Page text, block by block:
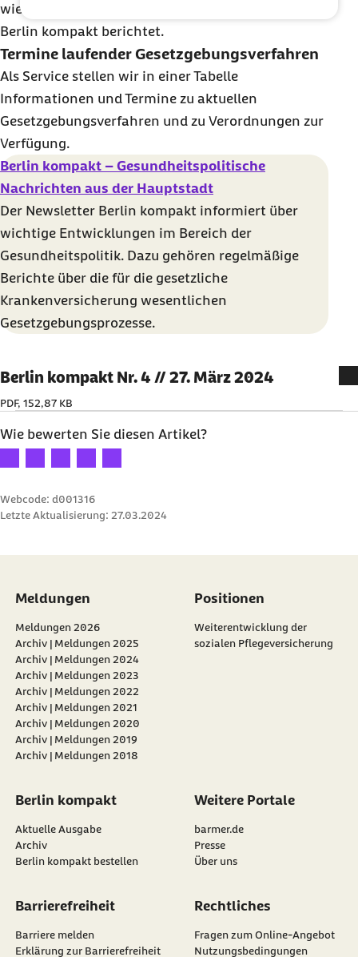
wie diese Einsparungen erreicht werden sollen.
Berlin kompakt berichtet.
Termine laufender Gesetzgebungsverfahren
Als Service stellen wir in einer Tabelle
Informationen und Termine zu aktuellen
Gesetzgebungsverfahren und zu Verordnungen zur
Verfügung.
Berlin kompakt – Gesundheitspolitische
Nachrichten aus der Hauptstadt
Der Newsletter Berlin kompakt informiert über
wichtige Entwicklungen im Bereich der
Gesundheitspolitik. Dazu gehören regelmäßige
Berichte über die für die gesetzliche
Krankenversicherung wesentlichen
Gesetzgebungsprozesse.
Berlin kompakt Nr. 4 // 27. März 2024
PDF, 152,87 KB
Wie bewerten Sie diesen Artikel?
Ihre Bewertung: 1 Stern
Ihre Bewertung: 2 Sterne
Ihre Bewertung: 3 Sterne
Ihre Bewertung: 4 Sterne
Ihre Bewertung: 5 Sterne
Webcode: d001316
Letzte Aktualisierung: 27.03.2024
Meldungen
Meldungen 2026
Archiv | Meldungen 2025
Archiv | Meldungen 2024
Archiv | Meldungen 2023
Archiv | Meldungen 2022
Archiv | Meldungen 2021
Archiv | Meldungen 2020
Archiv | Meldungen 2019
Archiv | Meldungen 2018
Positionen
Weiterentwicklung der
sozialen Pflegeversicherung
Berlin kompakt
Aktuelle Ausgabe
Archiv
Berlin kompakt bestellen
Weitere Portale
barmer.de
Presse
Über uns
Barrierefreiheit
Barriere melden
Erklärung zur Barrierefreiheit
Rechtliches
Fragen zum Online-Angebot
Nutzungsbedingungen